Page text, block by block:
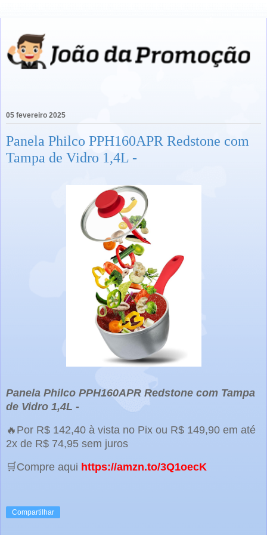
05 fevereiro 2025
Panela Philco PPH160APR Redstone com
Tampa de Vidro 1,4L -
Panela Philco PPH160APR Redstone com Tampa
de Vidro 1,4L -
🔥Por R$ 142,40 à vista no Pix ou R$ 149,90 em até
2x de R$ 74,95 sem juros
🛒Compre aqui https://amzn.to/3Q1oecK
Compartilhar